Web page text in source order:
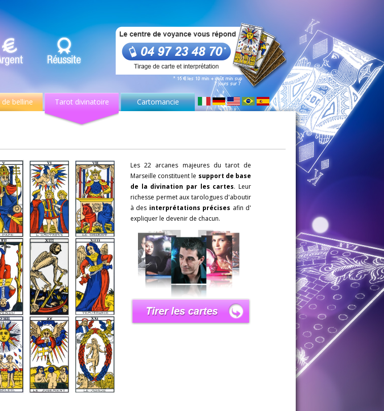
belline Tarot divinatoire Cartomancie
Les 22 arcanes majeures du tarot de
Marseille constituent le support de base
de la divination par les cartes. Leur
richesse permet aux tarologues d'aboutir
à des interprétations précises afin d'
expliquer le devenir de chacun.